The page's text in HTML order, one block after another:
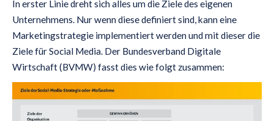
In erster Linie dreht sich alles um die Ziele des eigenen
Unternehmens. Nur wenn diese definiert sind, kann eine
Marketingstrategie implementiert werden und mit dieser die
Ziele für Social Media. Der Bundesverband Digitale
Wirtschaft (BVMW) fasst dies wie folgt zusammen: